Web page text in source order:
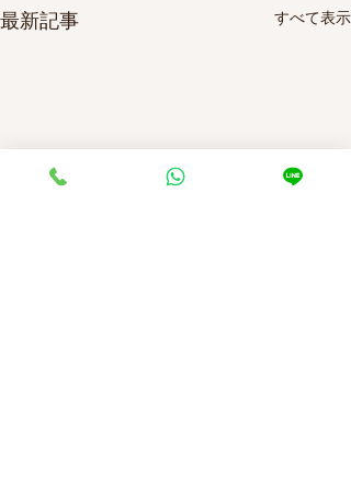
最新記事 すべて表示